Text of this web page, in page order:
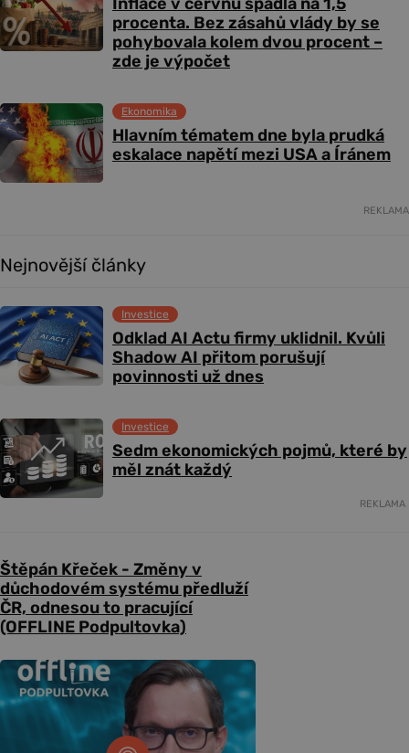
procenta. Bez zásahů vlády by se
pohybovala kolem dvou procent –
zde je výpočet
Hlavním tématem dne byla prudká
eskalace napětí mezi USA a Íránem
Ekonomika
REKLAMA
Nejnovější články
Odklad AI Actu firmy uklidnil. Kvůli
Shadow AI přitom porušují
povinnosti už dnes
Investice
Sedm ekonomických pojmů, které by
měl znát každý
Investice
REKLAMA
Štěpán Křeček - Změny v
důchodovém systému předluží
ČR, odnesou to pracující
(OFFLINE Podpultovka)